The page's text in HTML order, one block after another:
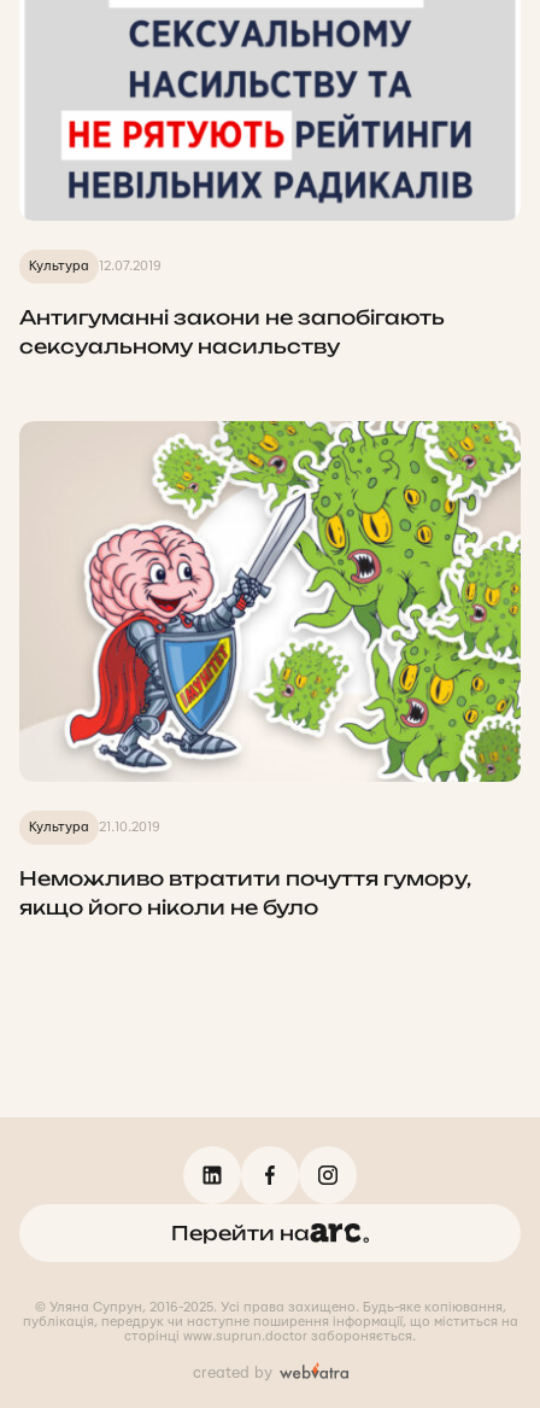
Культура 12.07.2019
Антигуманні закони не запобігають
сексуальному насильству
Культура 21.10.2019
Неможливо втратити почуття гумору,
якщо його ніколи не було
Перейти на
© Уляна Супрун, 2016-2025. Усі права захищено. Будь-яке копіювання,
публікація, передрук чи наступне поширення інформації, що міститься на
сторінці www.suprun.doctor забороняється.
created by